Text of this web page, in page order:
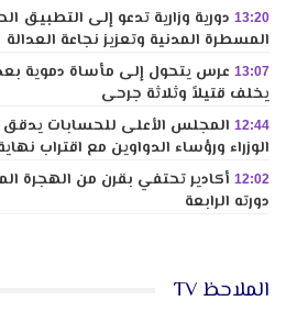
13:20 دورية وزارية تدعو إلى التطبيق
المسطرة المدنية وتعزيز نجاعة العدالة
13:07 عرس يتحول إلى مأساة دموية
يخلف قتيلاً وثلاثة جرحى
12:44 المجلس الأعلى للحسابات
الوزراء ورؤساء الدواوين مع اقتراب
12:02
دورته الرابعة
الملاحظ TV